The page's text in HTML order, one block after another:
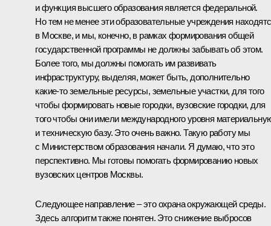
и функция высшего образования является федеральной.
Но тем не менее эти образовательные учреждения
в Москве, и мы, конечно, в рамках формирования общей
государственной программы не должны забывать об этом.
Более того, мы должны помогать им развивать
инфраструктуру, выделяя, может быть, дополнительно
какие‑то земельные ресурсы, земельные участки, для того
чтобы формировать новые городки, вузовские городки, для
того чтобы они имели международного уровня
и техническую базу. Это очень важно. Такую работу мы
с Министерством образования начали. Я думаю, что это
перспективно. Мы готовы помогать формированию новых
вузовских центров Москвы.
Следующее направление – это охрана окружающей среды.
Здесь алгоритм также понятен. Это снижение выбросов